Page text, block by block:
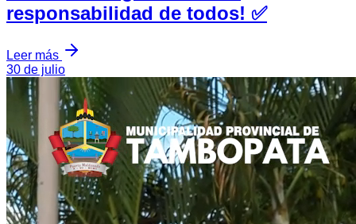
#Notainformativa ¡Consumir
responsabilidad de todos! ✅
Leer más
30 de julio